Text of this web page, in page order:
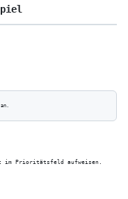
im Prioritätsfeld aufweisen.